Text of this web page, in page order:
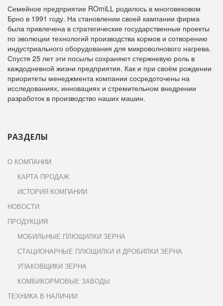
Семейное предприятие ROmiLL родилось в многовековом
Брно в 1991 году. На становлении своей кампании фирма
была привлечена в стратегические государственные проекты
по эволюции технологий производства кормов и сотворению
индустриального оборудования для микроволнового нагрева.
Спустя 25 лет эти посылы сохраняют стержневую роль в
каждодневной жизни предприятия. Как и при своём рождении
приоритеты менеджмента компании сосредоточены на
исследованиях, инновациях и стремительном внедрении
разработок в производство наших машин.
РАЗДЕЛЫ
О КОМПАНИИ
КАРТА ПРОДАЖ
ИСТОРИЯ КОМПАНИИ
НОВОСТИ
ПРОДУКЦИЯ
МОБИЛЬНЫЕ ПЛЮЩИЛКИ ЗЕРНА
СТАЦИОНАРНЫЕ ПЛЮЩИЛКИ И ДРОБИЛКИ ЗЕРНА
УПАКОВЩИКИ ЗЕРНА
КОМБИКОРМОВЫЕ ЗАВОДЫ
ТЕХНИКА В НАЛИЧИИ